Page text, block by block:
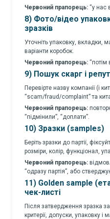
Червоний прапорець: “у нас
8) Фото/відео
зразків
Уточніть упаковку, вкладки,
варіанти коробок.
Червоний прапорець: “потім
9) Пошук скарг і
Перевірте назву компанії (і
“scam/fraud/complaint” та
Червоний прапорець:
“підмінили”, “доплати”.
10) Зразки (samples)
Беріть зразки до партії,
розміри, колір, функціонал,
Червоний прапорець:
“одразу партія”, або
11) Golden sample
чек-листі
Після затвердження зразка
критерії, допуски, упаковку